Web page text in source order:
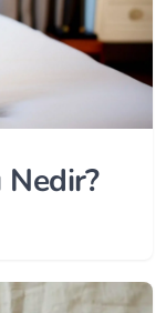
Nedir?